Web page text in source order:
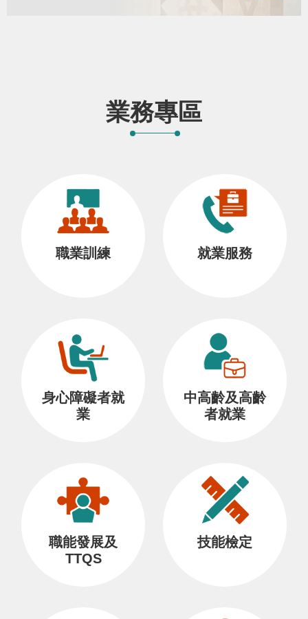
業務專區
職業訓練 就業服務
身心障礙者就
業
中高齡及高齡
者就業
職能發展及
TTQS
技能檢定